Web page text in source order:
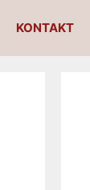
KONTAKT